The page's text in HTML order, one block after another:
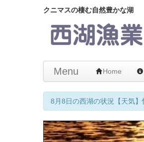
クニマスの棲む自然豊かな湖
Menu Home
8月8日の西湖の状況【天気